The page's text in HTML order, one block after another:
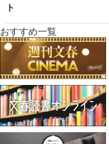
ト
おすすめ一覧